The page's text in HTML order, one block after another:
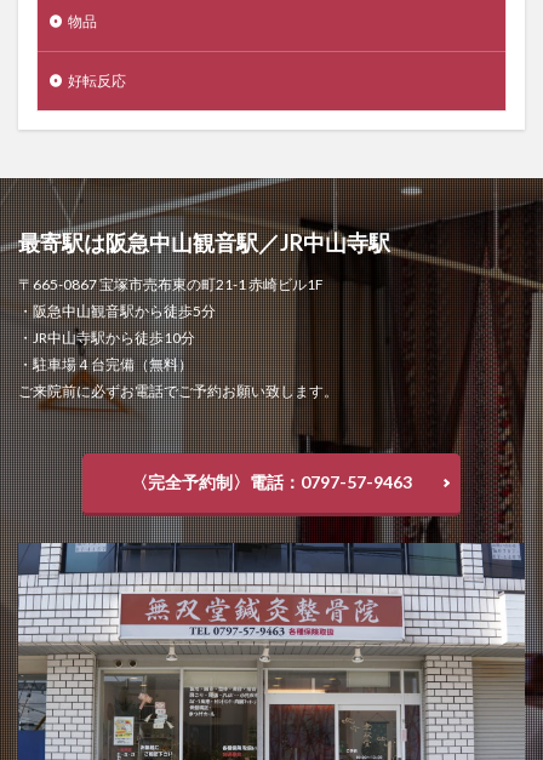
物品
好転反応
最寄駅は阪急中山観音駅／JR中山寺駅
〒665-0867 宝塚市売布東の町21-1 赤崎ビル1F
・阪急中山観音駅から徒歩5分
・JR中山寺駅から徒歩10分
・駐車場４台完備（無料）
ご来院前に必ずお電話でご予約お願い致します。
〈完全予約制〉電話：0797-57-9463